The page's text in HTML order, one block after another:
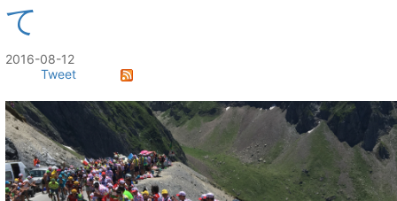
て
2016-08-12
Tweet